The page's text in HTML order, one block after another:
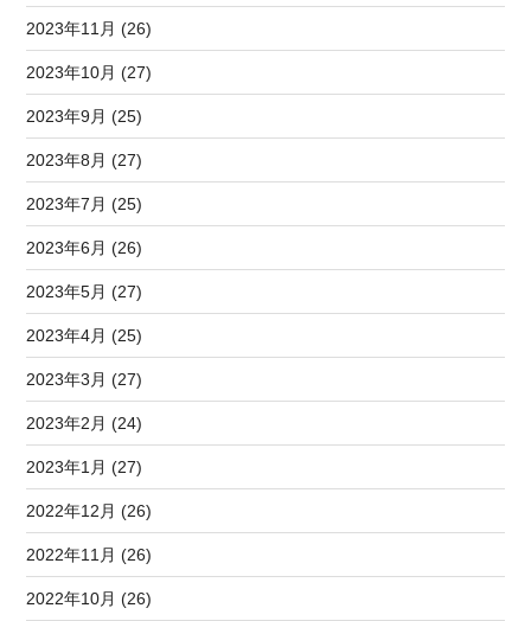
2023年11月 (26)
2023年10月 (27)
2023年9月 (25)
2023年8月 (27)
2023年7月 (25)
2023年6月 (26)
2023年5月 (27)
2023年4月 (25)
2023年3月 (27)
2023年2月 (24)
2023年1月 (27)
2022年12月 (26)
2022年11月 (26)
2022年10月 (26)